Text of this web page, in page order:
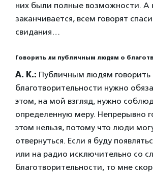
них были полные возможности. А
заканчивается, всем говорят
свидания…
Говорить ли публичным людям о
А. К.: Публичным людям говорить
благотворительности нужно
этом, на мой взгляд, нужно
определенную меру. Непрерывно
этом нельзя, потому что люди
отвернуться. Если я буду
или на радио исключительно со
благотворительности, то мне